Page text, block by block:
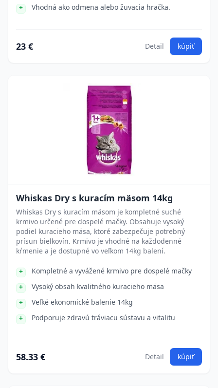
Vhodná ako odmena alebo žuvacia hračka.
23 € Detail kúpiť
Whiskas Dry s kuracím mäsom 14kg
Whiskas Dry s kuracím mäsom je kompletné suché
krmivo určené pre dospelé mačky. Obsahuje vysoký
podiel kuracieho mäsa, ktoré zabezpečuje potrebný
prísun bielkovín. Krmivo je vhodné na každodenné
kŕmenie a je dostupné vo veľkom 14kg balení.
Kompletné a vyvážené krmivo pre dospelé mačky
Vysoký obsah kvalitného kuracieho mäsa
Veľké ekonomické balenie 14kg
Podporuje zdravú tráviacu sústavu a vitalitu
58.33 € Detail kúpiť